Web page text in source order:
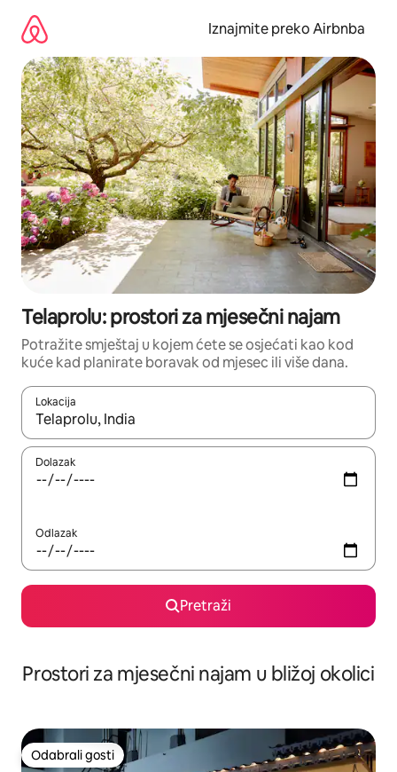
sadržaj
Iznajmite preko Airbnba
Telaprolu: prostori za mjesečni najam
Potražite smještaj u kojem ćete se osjećati kao kod
kuće kad planirate boravak od mjesec ili više dana.
Lokacija
Kada budu dostupni rezultati, moći ćete ih pregledati
Dolazak
Odlazak
Pretraži
Prostori za mjesečni najam u bližoj okolici
Odabrali gosti
Odabrali gosti